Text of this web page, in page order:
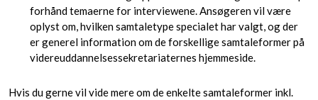
forhånd temaerne for interviewene. Ansøgeren vil være
oplyst om, hvilken samtaletype specialet har valgt, og der
er generel information om de forskellige samtaleformer på
videreuddannelsessekretariaternes hjemmeside.
​Hvis du gerne vil vide mere om de enkelte samtaleformer inkl.